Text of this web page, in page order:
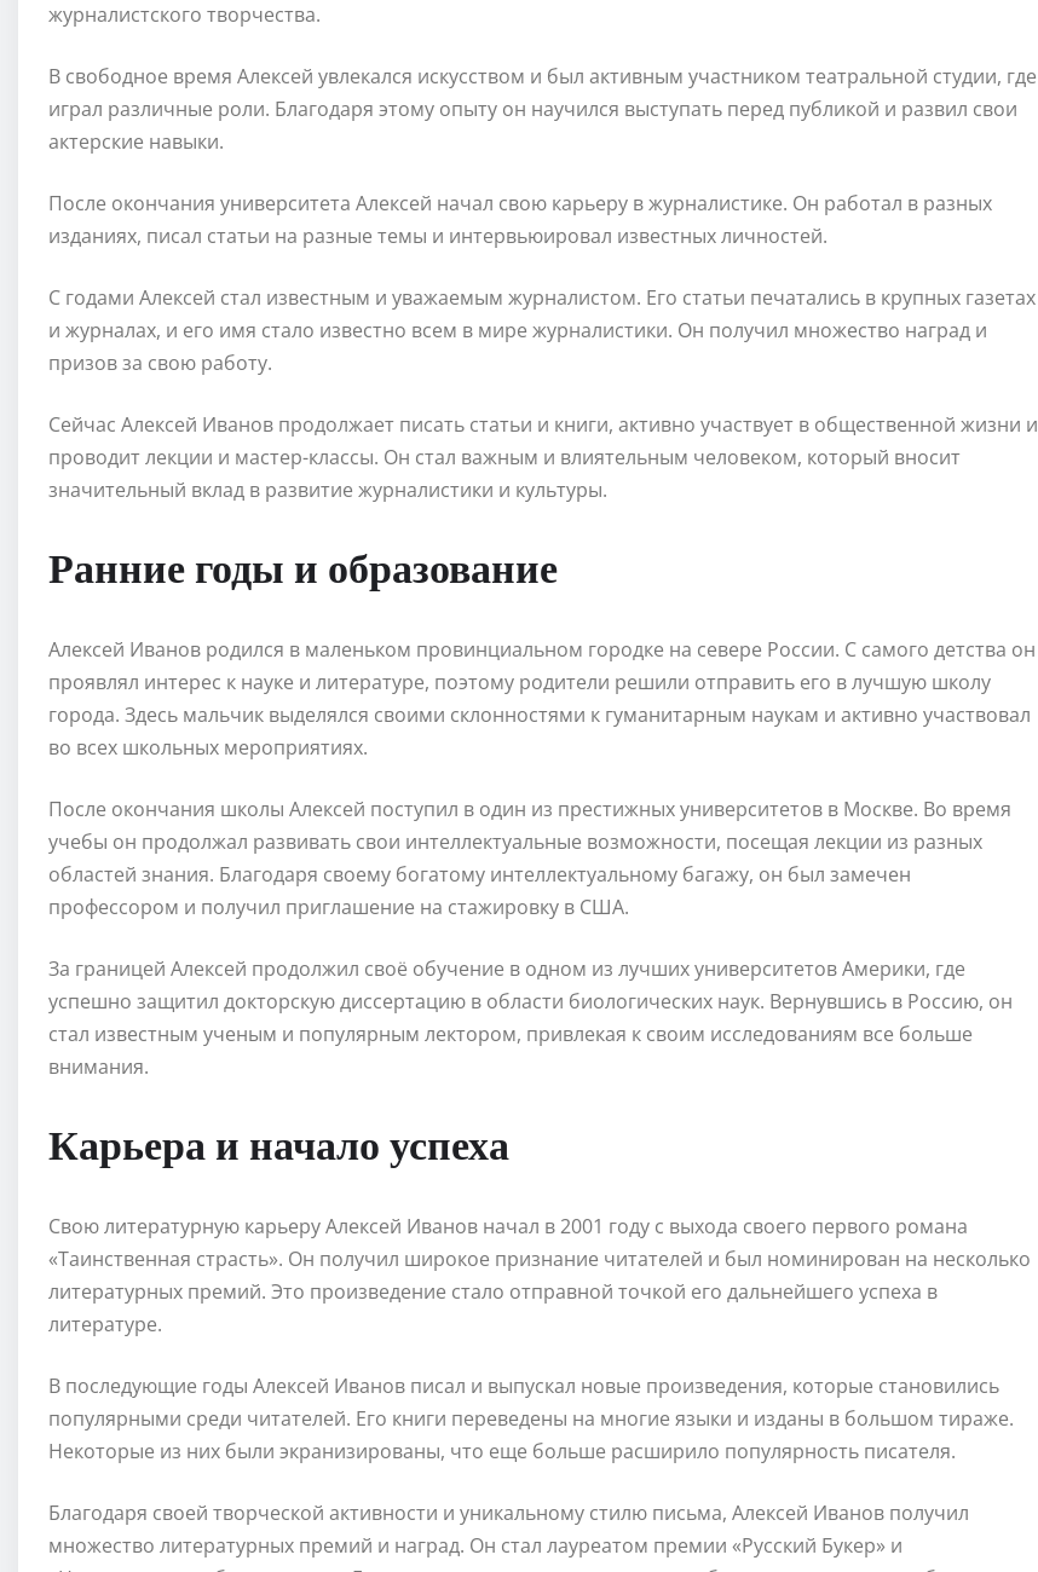
журналистского творчества.
В свободное время Алексей увлекался искусством и был активным участником театральной студии, где
играл различные роли. Благодаря этому опыту он научился выступать перед публикой и развил свои
актерские навыки.
После окончания университета Алексей начал свою карьеру в журналистике. Он работал в разных
изданиях, писал статьи на разные темы и интервьюировал известных личностей.
С годами Алексей стал известным и уважаемым журналистом. Его статьи печатались в крупных газетах
и журналах, и его имя стало известно всем в мире журналистики. Он получил множество наград и
призов за свою работу.
Сейчас Алексей Иванов продолжает писать статьи и книги, активно участвует в общественной жизни и
проводит лекции и мастер-классы. Он стал важным и влиятельным человеком, который вносит
значительный вклад в развитие журналистики и культуры.
Ранние годы и образование
Алексей Иванов родился в маленьком провинциальном городке на севере России. С самого детства он
проявлял интерес к науке и литературе, поэтому родители решили отправить его в лучшую школу
города. Здесь мальчик выделялся своими склонностями к гуманитарным наукам и активно участвовал
во всех школьных мероприятиях.
После окончания школы Алексей поступил в один из престижных университетов в Москве. Во время
учебы он продолжал развивать свои интеллектуальные возможности, посещая лекции из разных
областей знания. Благодаря своему богатому интеллектуальному багажу, он был замечен
профессором и получил приглашение на стажировку в США.
За границей Алексей продолжил своё обучение в одном из лучших университетов Америки, где
успешно защитил докторскую диссертацию в области биологических наук. Вернувшись в Россию, он
стал известным ученым и популярным лектором, привлекая к своим исследованиям все больше
внимания.
Карьера и начало успеха
Свою литературную карьеру Алексей Иванов начал в 2001 году с выхода своего первого романа
«Таинственная страсть». Он получил широкое признание читателей и был номинирован на несколько
литературных премий. Это произведение стало отправной точкой его дальнейшего успеха в
литературе.
В последующие годы Алексей Иванов писал и выпускал новые произведения, которые становились
популярными среди читателей. Его книги переведены на многие языки и изданы в большом тираже.
Некоторые из них были экранизированы, что еще больше расширило популярность писателя.
Благодаря своей творческой активности и уникальному стилю письма, Алексей Иванов получил
множество литературных премий и наград. Он стал лауреатом премии «Русский Букер» и